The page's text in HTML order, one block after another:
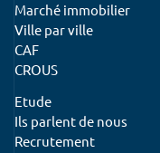
Marché immobilier
Ville par ville
CAF
CROUS
Etude
Ils parlent de nous
Recrutement